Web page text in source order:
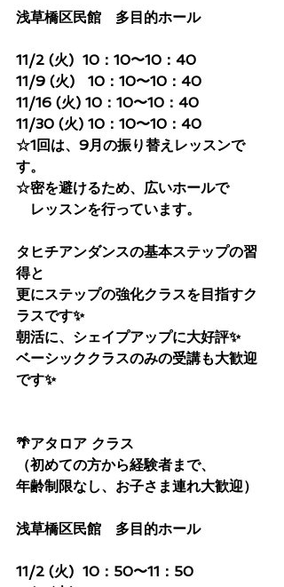
浅草橋区民館　多目的ホール
11/2 (火)  10：10〜10：40
11/9 (火)   10：10〜10：40
11/16 (火) 10：10〜10：40
11/30 (火) 10：10〜10：40
☆1回は、9月の振り替えレッスンで
す。
☆密を避けるため、広いホールで
レッスンを行っています。
タヒチアンダンスの基本ステップの習
得と
更にステップの強化クラスを目指すク
ラスです✨
朝活に、シェイプアップに大好評✨
ベーシッククラスのみの受講も大歓迎
です✨
🌴アタロア クラス
（初めての方から経験者まで、
年齢制限なし、お子さま連れ大歓迎）
浅草橋区民館　多目的ホール
11/2 (火)  10：50〜11：50